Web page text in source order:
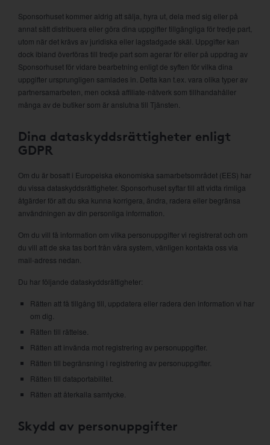
Sponsorhuset kommer aldrig att sälja, hyra ut, dela med sig eller på
annat sätt distribuera eller göra dina uppgifter tillgängliga för tredje part,
utom när det krävs av juridiska eller lagstadgade skäl. Uppgifter kan
dock ibland överföras till tredje part som agerar för eller på uppdrag av
Sponsorhuset för vidare bearbetning enligt de syften för vilka dina
uppgifter ursprungligen samlades in. Detta kan t.ex. vara olika typer av
partnersamarbeten, men också affiliate-nätverk som tillhandahåller
många av de butiker som är anslutna till Tjänsten.
Dina dataskyddsrättigheter enligt
GDPR
Om du är bosatt i Europeiska ekonomiska samarbetsområdet (EES) har
du vissa dataskyddsrättigheter. Sponsorhuset syftar till att vidta rimliga
åtgärder för att du ska kunna korrigera, ändra, radera eller begränsa
användningen av din personliga information.
Om du vill få information om vilka personuppgifter vi registrerat och om
du vill att de ska tas bort från våra system, vänligen kontakta oss via
mail-adress nedan.
Du har följande dataskyddsrättigheter:
Rätten att få tillgång till, uppdatera eller radera den information vi har
om dig.
Rätten till rättelse.
Rätten att invända mot registrering av personuppgifter.
Rätten till begränsning i registrering av personuppgifter.
Rätten till dataportabilitet.
Rätten att återkalla samtycke.
Skydd av personuppgifter